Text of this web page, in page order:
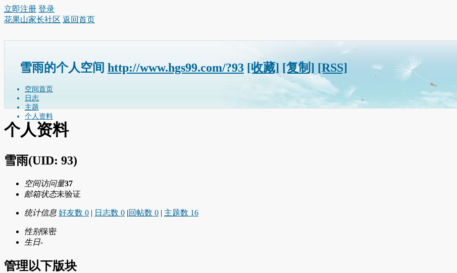
立即注册 登录
花果山家长社区 返回首页
雪雨的个人空间 http://www.hgs99.com/?93 [收藏] [复制] [RSS]
空间首页
日志
主题
个人资料
个人资料
雪雨(UID: 93)
空间访问量37
邮箱状态未验证
统计信息 好友数 0 | 日志数 0 |回帖数 0 | 主题数 16
性别保密
生日-
管理以下版块